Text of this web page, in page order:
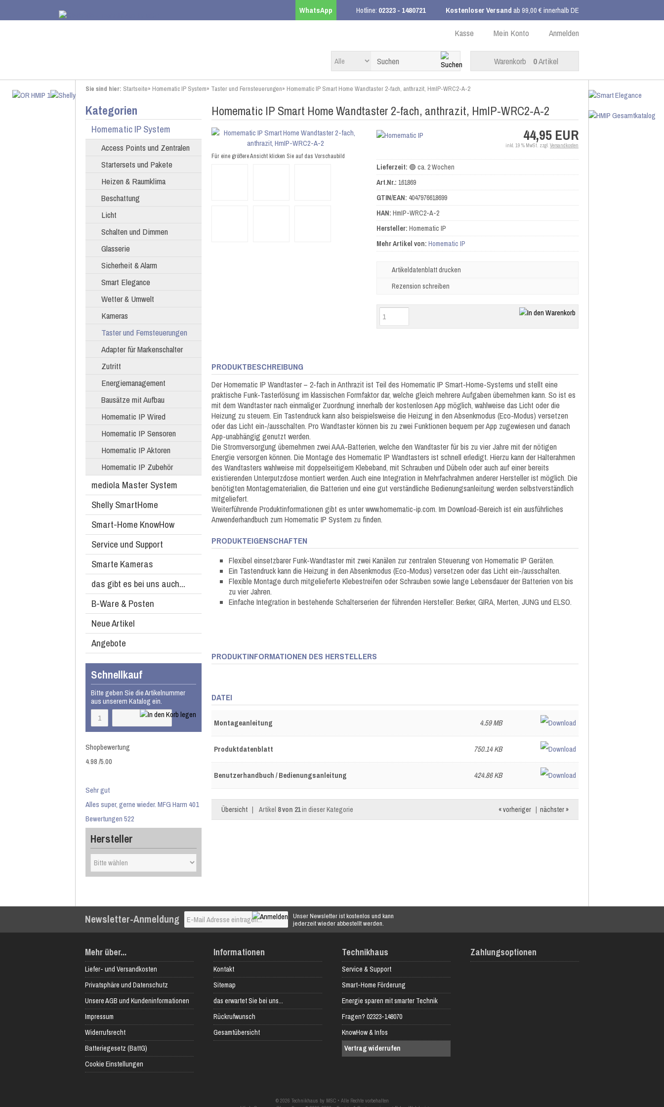
WhatsApp Hotline: 02323 - 1480721 Kostenloser Versandab 99,00 € innerhalb DE
Anmelden
Mein Konto
Kasse
Warenkorb 0Artikel
Sie sind hier: Startseite» Homematic IP System» Taster und Fernsteuerungen» Homematic IP Smart Home Wandtaster 2-fach, anthrazit, HmIP-WRC2-A-2
Kategorien
Homematic IP System
Access Points und Zentralen
Startersets und Pakete
Heizen & Raumklima
Beschattung
Licht
Schalten und Dimmen
Glasserie
Sicherheit & Alarm
Smart Elegance
Wetter & Umwelt
Kameras
Taster und Fernsteuerungen
Adapter für Markenschalter
Zutritt
Energiemanagement
Bausätze mit Aufbau
Homematic IP Wired
Homematic IP Sensoren
Homematic IP Aktoren
Homematic IP Zubehör
mediola Master System
Shelly SmartHome
Smart-Home KnowHow
Service und Support
Smarte Kameras
das gibt es bei uns auch...
B-Ware & Posten
Neue Artikel
Angebote
Schnellkauf
Bitte geben Sie die Artikelnummer
aus unserem Katalog ein.
Shopbewertung
4.98/5.00
Sehr gut
Alles super, gerne wieder. MFG Harm 401
Bewertungen 522
Hersteller
Homematic IP Smart Home Wandtaster 2-fach, anthrazit, HmIP-WRC2-A-2
Für eine größere Ansicht klicken Sie auf das Vorschaubild
44,95 EUR
inkl. 19 % MwSt. zzgl. Versandkosten
Lieferzeit: 🟢 ca. 2 Wochen
Art.Nr.: 161869
GTIN/EAN: 4047976618699
HAN: HmIP-WRC2-A-2
Hersteller: Homematic IP
Mehr Artikel von: Homematic IP
Artikeldatenblatt drucken
Rezension schreiben
PRODUKTBESCHREIBUNG
Der Homematic IP Wandtaster – 2-fach in Anthrazit ist Teil des Homematic IP Smart-Home-Systems und stellt eine
praktische Funk-Tasterlösung im klassischen Formfaktor dar, welche gleich mehrere Aufgaben übernehmen kann. So ist es
mit dem Wandtaster nach einmaliger Zuordnung innerhalb der kostenlosen App möglich, wahlweise das Licht oder die
Heizung zu steuern. Ein Tastendruck kann also beispielsweise die Heizung in den Absenkmodus (Eco-Modus) versetzen
oder das Licht ein-/ausschalten. Pro Wandtaster können bis zu zwei Funktionen bequem per App zugewiesen und danach
App-unabhängig genutzt werden.
Die Stromversorgung übernehmen zwei AAA-Batterien, welche den Wandtaster für bis zu vier Jahre mit der nötigen
Energie versorgen können. Die Montage des Homematic IP Wandtasters ist schnell erledigt. Hierzu kann der Halterahmen
des Wandtasters wahlweise mit doppelseitigem Klebeband, mit Schrauben und Dübeln oder auch auf einer bereits
existierenden Unterputzdose montiert werden. Auch eine Integration in Mehrfachrahmen anderer Hersteller ist möglich. Die
benötigten Montagematerialien, die Batterien und eine gut verständliche Bedienungsanleitung werden selbstverständlich
mitgeliefert.
Weiterführende Produktinformationen gibt es unter www.homematic-ip.com. Im Download-Bereich ist ein ausführliches
Anwenderhandbuch zum Homematic IP System zu finden.
PRODUKTEIGENSCHAFTEN
Flexibel einsetzbarer Funk-Wandtaster mit zwei Kanälen zur zentralen Steuerung von Homematic IP Geräten.
Ein Tastendruck kann die Heizung in den Absenkmodus (Eco-Modus) versetzen oder das Licht ein-/ausschalten.
Flexible Montage durch mitgelieferte Klebestreifen oder Schrauben sowie lange Lebensdauer der Batterien von bis
zu vier Jahren.
Einfache Integration in bestehende Schalterserien der führenden Hersteller: Berker, GIRA, Merten, JUNG und ELSO.
PRODUKTINFORMATIONEN DES HERSTELLERS
DATEI
Montageanleitung 4.59 MB
Produktdatenblatt 750.14 KB
Benutzerhandbuch / Bedienungsanleitung 424.86 KB
Übersicht | Artikel 8 von 21in dieser Kategorie « vorheriger | nächster »
Newsletter-Anmeldung
Unser Newsletter ist kostenlos und kann
jederzeit wieder abbestellt werden.
Mehr über...
Liefer- und Versandkosten
Privatsphäre und Datenschutz
Unsere AGB und Kundeninformationen
Impressum
Widerrufsrecht
Batteriegesetz (BattG)
Cookie Einstellungen
Informationen
Kontakt
Sitemap
das erwartet Sie bei uns...
Rückrufwunsch
Gesamtübersicht
Technikhaus
Service & Support
Smart-Home Förderung
Energie sparen mit smarter Technik
Fragen? 02323-148070
KnowHow & Infos
Vertrag widerrufen
Zahlungsoptionen
© 2026 Technikhaus by MSC • Alle Rechte vorbehalten